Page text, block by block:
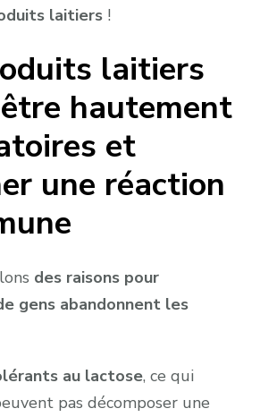
laitiers !
laitiers
hautement
et
une réaction
des raisons pour
gens abandonnent les
au lactose, ce qui
pas décomposer une